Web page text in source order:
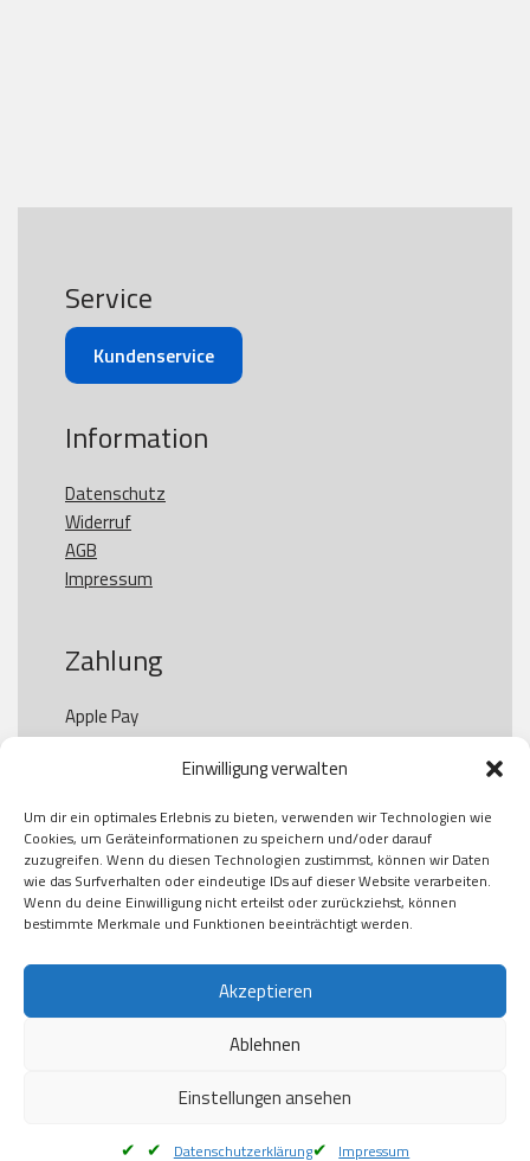
Einwilligung verwalten
Um dir ein optimales Erlebnis zu bieten, verwenden wir Technologien wie
Cookies, um Geräteinformationen zu speichern und/oder darauf
zuzugreifen. Wenn du diesen Technologien zustimmst, können wir Daten
wie das Surfverhalten oder eindeutige IDs auf dieser Website verarbeiten.
Wenn du deine Einwilligung nicht erteilst oder zurückziehst, können
bestimmte Merkmale und Funktionen beeinträchtigt werden.
Akzeptieren
Ablehnen
Einstellungen ansehen
Datenschutzerklärung Impressum
Service
Kundenservice
Information
Datenschutz
Widerruf
AGB
Impressum
Zahlung
Apple Pay
Paypal
Kauf auf Rechung
Klarna
American Express